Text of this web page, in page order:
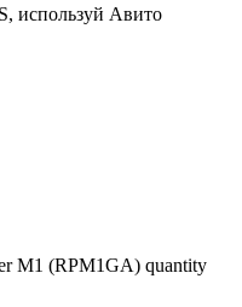
, используй Авито
M1 (RPM1GA) quantity